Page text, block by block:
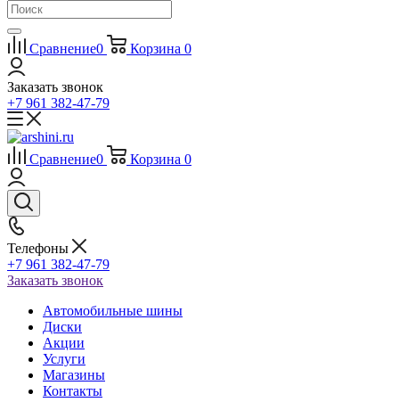
Сравнение0 Корзина 0
Заказать звонок
+7 961 382-47-79
Сравнение0 Корзина 0
Телефоны
+7 961 382-47-79
Заказать звонок
Автомобильные шины
Диски
Акции
Услуги
Магазины
Контакты